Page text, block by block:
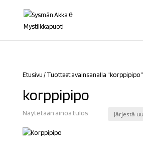
Etusivu / Tuotteet avainsanalla “korppipipo”
korppipipo
Näytetään ainoa tulos